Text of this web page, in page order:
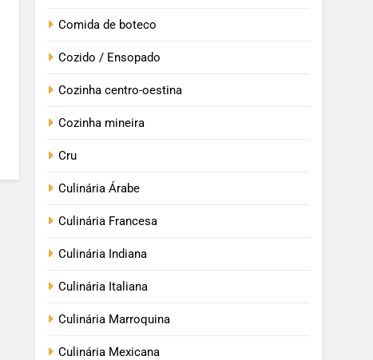
Comida de boteco
Cozido / Ensopado
Cozinha centro-oestina
Cozinha mineira
Cru
Culinária Árabe
Culinária Francesa
Culinária Indiana
Culinária Italiana
Culinária Marroquina
Culinária Mexicana